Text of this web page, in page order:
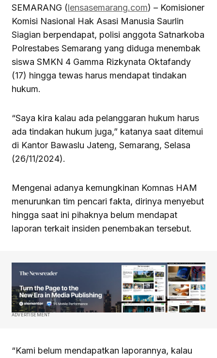
SEMARANG (lensasemarang.com) – Komisioner
Komisi Nasional Hak Asasi Manusia Saurlin
Siagian berpendapat, polisi anggota Satnarkoba
Polrestabes Semarang yang diduga menembak
siswa SMKN 4 Gamma Rizkynata Oktafandy
(17) hingga tewas harus mendapat tindakan
hukum.
“Saya kira kalau ada pelanggaran hukum harus
ada tindakan hukum juga,” katanya saat ditemui
di Kantor Bawaslu Jateng, Semarang, Selasa
(26/11/2024).
Mengenai adanya kemungkinan Komnas HAM
menurunkan tim pencari fakta, dirinya menyebut
hingga saat ini pihaknya belum mendapat
laporan terkait insiden penembakan tersebut.
ADVERTISEMENT
“Kami belum mendapatkan laporannya, kalau